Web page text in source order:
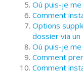
Où puis-je me
Comment
Options
dossier via un
Où puis-je me
Comment
Comment